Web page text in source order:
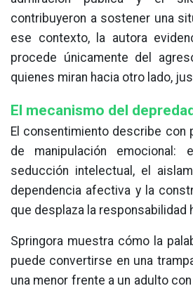
contribuyeron a sostener una
ese contexto, la autora
procede únicamente del
quienes miran hacia otro lado,
El mecanismo del
El consentimiento describe con
de manipulación emocional:
seducción intelectual, el
dependencia afectiva y la
que desplaza la responsabilidad
Springora muestra cómo la
puede convertirse en una
una menor frente a un adulto